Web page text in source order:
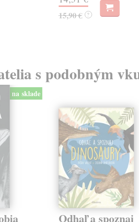
15,90 € ?
s podobným
na sklade
Odhaľ a spoznaj